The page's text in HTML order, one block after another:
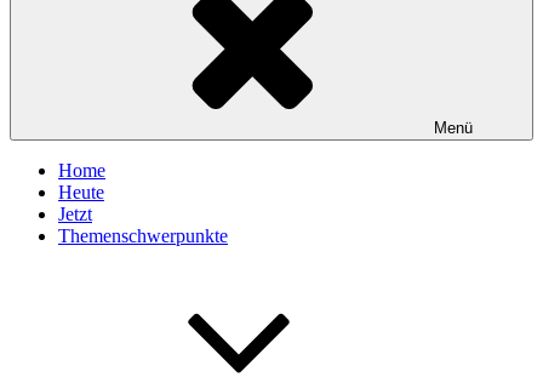
Menü
Home
Heute
Jetzt
Themenschwerpunkte